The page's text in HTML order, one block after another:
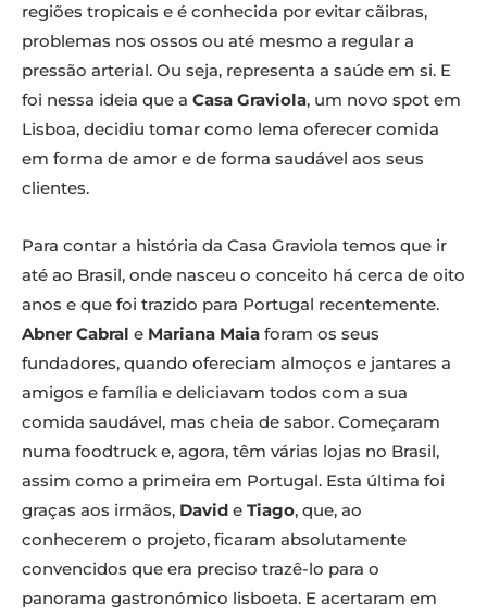
regiões tropicais e é conhecida por evitar cãibras,
problemas nos ossos ou até mesmo a regular a
pressão arterial. Ou seja, representa a saúde em si. E
foi nessa ideia que a Casa Graviola, um novo spot em
Lisboa, decidiu tomar como lema oferecer comida
em forma de amor e de forma saudável aos seus
clientes.
Para contar a história da Casa Graviola temos que ir
até ao Brasil, onde nasceu o conceito há cerca de oito
anos e que foi trazido para Portugal recentemente.
Abner Cabral e Mariana Maia foram os seus
fundadores, quando ofereciam almoços e jantares a
amigos e família e deliciavam todos com a sua
comida saudável, mas cheia de sabor. Começaram
numa foodtruck e, agora, têm várias lojas no Brasil,
assim como a primeira em Portugal. Esta última foi
graças aos irmãos, David e Tiago, que, ao
conhecerem o projeto, ficaram absolutamente
convencidos que era preciso trazê-lo para o
panorama gastronómico lisboeta. E acertaram em